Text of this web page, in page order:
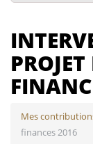
Mes
finances 2016